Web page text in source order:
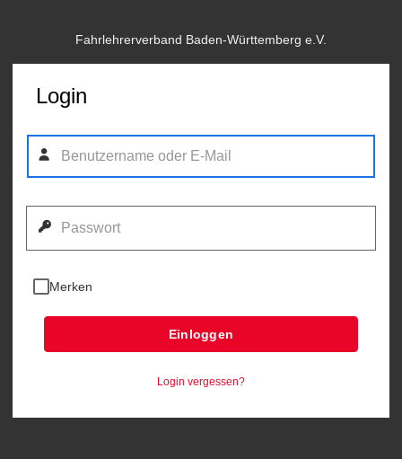
Fahrlehrerverband Baden-Württemberg e.V.
Login
Merken
Einloggen
Login vergessen?